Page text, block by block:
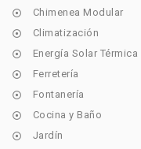
 Chimenea Modular
 Climatización
 Energía Solar Térmica
 Ferretería
 Fontanería
 Cocina y Baño
 Jardín